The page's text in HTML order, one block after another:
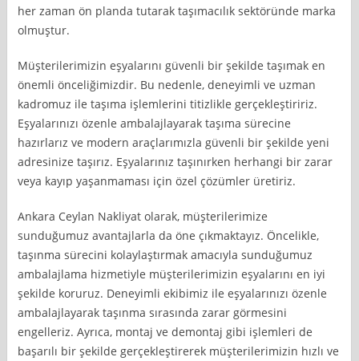
her zaman ön planda tutarak taşımacılık sektöründe marka
olmuştur.
Müşterilerimizin eşyalarını güvenli bir şekilde taşımak en
önemli önceliğimizdir. Bu nedenle, deneyimli ve uzman
kadromuz ile taşıma işlemlerini titizlikle gerçekleştiririz.
Eşyalarınızı özenle ambalajlayarak taşıma sürecine
hazırlarız ve modern araçlarımızla güvenli bir şekilde yeni
adresinize taşırız. Eşyalarınız taşınırken herhangi bir zarar
veya kayıp yaşanmaması için özel çözümler üretiriz.
Ankara Ceylan Nakliyat olarak, müşterilerimize
sunduğumuz avantajlarla da öne çıkmaktayız. Öncelikle,
taşınma sürecini kolaylaştırmak amacıyla sunduğumuz
ambalajlama hizmetiyle müşterilerimizin eşyalarını en iyi
şekilde koruruz. Deneyimli ekibimiz ile eşyalarınızı özenle
ambalajlayarak taşınma sırasında zarar görmesini
engelleriz. Ayrıca, montaj ve demontaj gibi işlemleri de
başarılı bir şekilde gerçekleştirerek müşterilerimizin hızlı ve